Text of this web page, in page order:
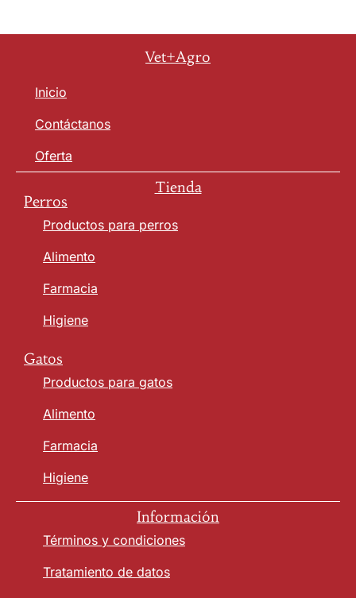
Vet+Agro
Inicio
Contáctanos
Oferta
Tienda
Perros
Productos para perros
Alimento
Farmacia
Higiene
Gatos
Productos para gatos
Alimento
Farmacia
Higiene
Información
Términos y condiciones
Tratamiento de datos